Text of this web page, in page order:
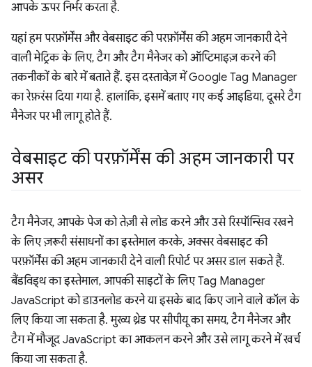
आपके ऊपर निर्भर करता है.
यहां हम परफ़ॉर्मेंस और वेबसाइट की परफ़ॉर्मेंस की अहम जानकारी देने
वाली मेट्रिक के लिए, टैग और टैग मैनेजर को ऑप्टिमाइज़ करने की
तकनीकों के बारे में बताते हैं. इस दस्तावेज़ में Google Tag Manager
का रेफ़रंस दिया गया है. हालांकि, इसमें बताए गए कई आइडिया, दूसरे टैग
मैनेजर पर भी लागू होते हैं.
वेबसाइट की परफ़ॉर्मेंस की अहम जानकारी पर
असर
टैग मैनेजर, आपके पेज को तेज़ी से लोड करने और उसे रिस्पॉन्सिव रखने
के लिए ज़रूरी संसाधनों का इस्तेमाल करके, अक्सर वेबसाइट की
परफ़ॉर्मेंस की अहम जानकारी देने वाली रिपोर्ट पर असर डाल सकते हैं.
बैंडविड्थ का इस्तेमाल, आपकी साइटों के लिए Tag Manager
JavaScript को डाउनलोड करने या इसके बाद किए जाने वाले कॉल के
लिए किया जा सकता है. मुख्य थ्रेड पर सीपीयू का समय, टैग मैनेजर और
टैग में मौजूद JavaScript का आकलन करने और उसे लागू करने में खर्च
किया जा सकता है.